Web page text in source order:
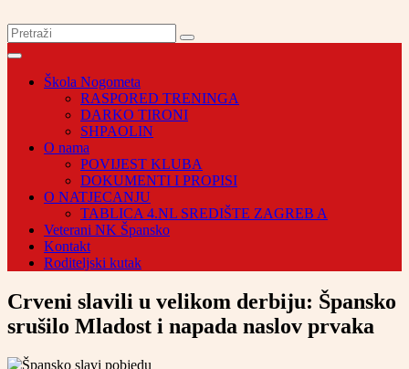
Škola Nogometa
RASPORED TRENINGA
DARKO TIRONI
SHPAOLIN
O nama
POVIJEST KLUBA
DOKUMENTI I PROPISI
O NATJECANJU
TABLICA 4.NL SREDIŠTE ZAGREB A
Veterani NK Špansko
Kontakt
Roditeljski kutak
Crveni slavili u velikom derbiju: Špansko
srušilo Mladost i napada naslov prvaka